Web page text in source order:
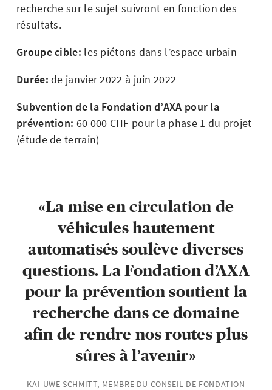
recherche sur le sujet suivront en fonction des
résultats.
Groupe cible: les piétons dans l’espace urbain
Durée: de janvier 2022 à juin 2022
Subvention de la Fondation d’AXA pour la
prévention: 60 000 CHF pour la phase 1 du projet
(étude de terrain)
La mise en circulation de
véhicules hautement
automatisés soulève diverses
questions. La Fondation d’AXA
pour la prévention soutient la
recherche dans ce domaine
afin de rendre nos routes plus
sûres à l’avenir
KAI-UWE SCHMITT, MEMBRE DU CONSEIL DE FONDATION